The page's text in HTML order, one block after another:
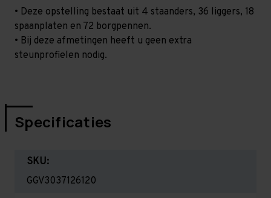
• Deze opstelling bestaat uit 4 staanders, 36 liggers, 18
spaanplaten en 72 borgpennen.
• Bij deze afmetingen heeft u geen extra
steunprofielen nodig.
Specificaties
SKU:
GGV3037126120